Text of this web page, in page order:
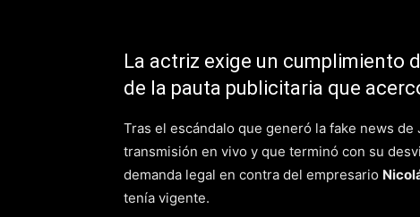
La actriz exige un cumplimiento
de la pauta publicitaria que
Tras el escándalo que generó la fake news de
transmisión en vivo y que terminó con su
demanda legal en contra del empresario
tenía vigente.